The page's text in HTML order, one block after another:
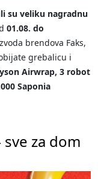
su veliku nagradnu
01.08. do
brendova Faks,
grebalicu i
Airwrap, 3 robot
Saponia
za dom